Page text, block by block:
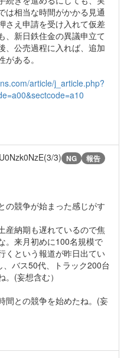
は相当な時間がかかる見通
さえ申請を受け入れて仮差
、新日鉄住金の異議申立て
、公売過程に入れば、追加
ある。
article/j_article.php?
3) NG 報告
の競争が始まった感じがす
産納期も遅れているので焦
。来月初めに100名規模で
くという報道が昨日出てい
バス50代、トラック200台
。(妄想含む）
間との競争を始めたね。(妄